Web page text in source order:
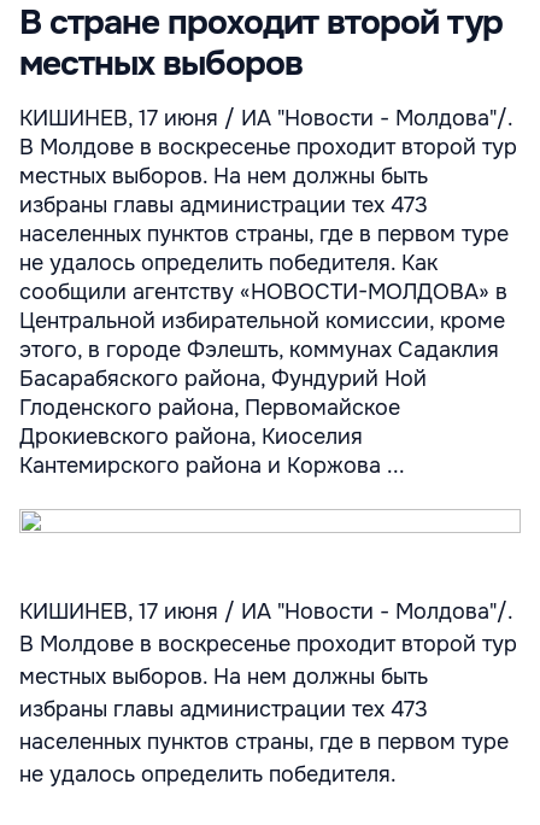
В стране проходит второй тур
местных выборов
КИШИНЕВ, 17 июня / ИА "Новости - Молдова"/.
В Молдове в воскресенье проходит второй тур
местных выборов. На нем должны быть
избраны главы администрации тех 473
населенных пунктов страны, где в первом туре
не удалось определить победителя. Как
сообщили агентству «НОВОСТИ-МОЛДОВА» в
Центральной избирательной комиссии, кроме
этого, в городе Фэлешть, коммунах Садаклия
Басарабяского района, Фундурий Ной
Глоденского района, Первомайское
Дрокиевского района, Киоселия
Кантемирского района и Коржова ...
КИШИНЕВ, 17 июня / ИА "Новости - Молдова"/.
В Молдове в воскресенье проходит второй тур
местных выборов. На нем должны быть
избраны главы администрации тех 473
населенных пунктов страны, где в первом туре
не удалось определить победителя.